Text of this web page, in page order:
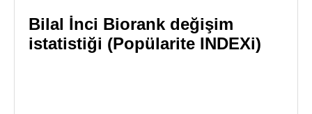
Bilal İnci Biorank değişim
istatistiği (Popülarite INDEXi)